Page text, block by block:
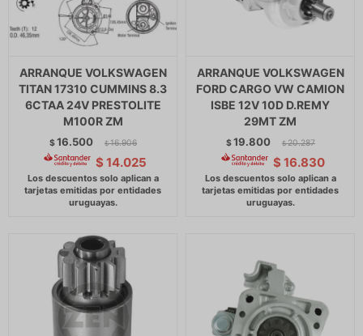
ARRANQUE VOLKSWAGEN
TITAN 17310 CUMMINS 8.3
6CTAA 24V PRESTOLITE
M100R ZM
$16.500 $ 16.906
$ 14.025
ARRANQUE VOLKSWAGEN
FORD CARGO VW CAMION
ISBE 12V 10D D.REMY
29MT ZM
$19.800 $ 20.287
$ 16.830